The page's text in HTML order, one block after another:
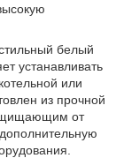
белый
устанавливать
или
из прочной
от